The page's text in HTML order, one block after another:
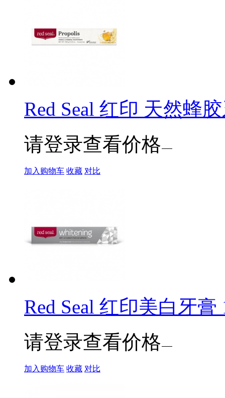
Red Seal 红印 天然蜂
请登录查看价格
加入购物车 收藏 对比
Red Seal 红印美白牙
请登录查看价格
加入购物车 收藏 对比